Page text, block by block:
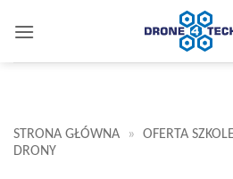
Egzamin A2 dla pilotów
STRONA GŁÓWNA » OFERTA
DRONY